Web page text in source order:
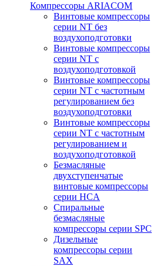
Компрессоры ARIACOM
Винтовые компрессоры
серии NT без
воздухоподготовки
Винтовые компрессоры
серии NT c
воздухоподготовкой
Винтовые компрессоры
серии NT с частотным
регулированием без
воздухоподготовки
Винтовые компрессоры
серии NT с частотным
регулированием и
воздухоподготовкой
Безмасляные
двухступенчатые
винтовые компрессоры
серии HCA
Спиральные
безмасляные
компрессоры серии SPC
Дизельные
компрессоры серии
SAX